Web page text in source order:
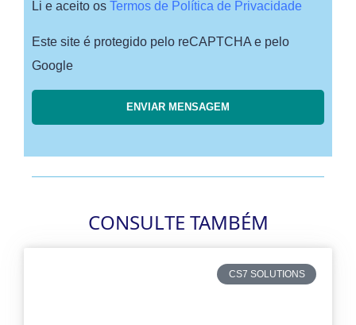
Li e aceito os Termos de Política de Privacidade
Este site é protegido pelo reCAPTCHA e pelo
Google
CONSULTE TAMBÉM
CS7 SOLUTIONS